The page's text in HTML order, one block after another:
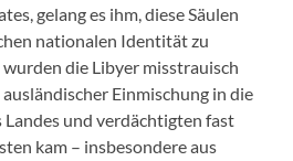
gelang es ihm, diese Säulen
nationalen Identität zu
die Libyer misstrauisch
Einmischung in die
und verdächtigten fast
kam – insbesondere aus